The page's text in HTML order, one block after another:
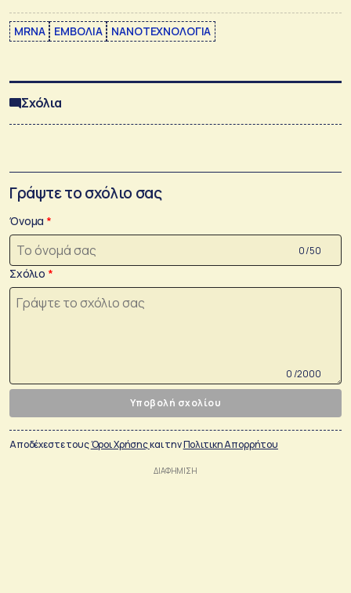
MRNA ΕΜΒΟΛΙΑ ΝΑΝΟΤΕΧΝΟΛΟΓΙΑ
Σχόλια
Γράψτε το σχόλιο σας
Όνομα
0 /50
Σχόλιο
0 /2000
Υποβολή σχολίου
Αποδέχεστε τουςΌροι Χρήσηςκαι τηνΠολιτικη Απορρήτου